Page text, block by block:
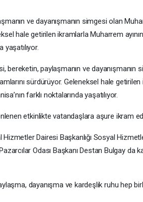
ve dayanışmanın simgesi olan
hale getirilen ikramlarla Muharrem
yaşatılıyor.
bereketin, paylaşmanın ve dayanışmanın
sürdürüyor. Geleneksel hale
farklı noktalarında yaşatılıyor.
etkinlikte vatandaşlara aşure ikram
Dairesi Başkanlığı Sosyal
Odası Başkanı Destan Bulgay da
dayanışma ve kardeşlik ruhu hep